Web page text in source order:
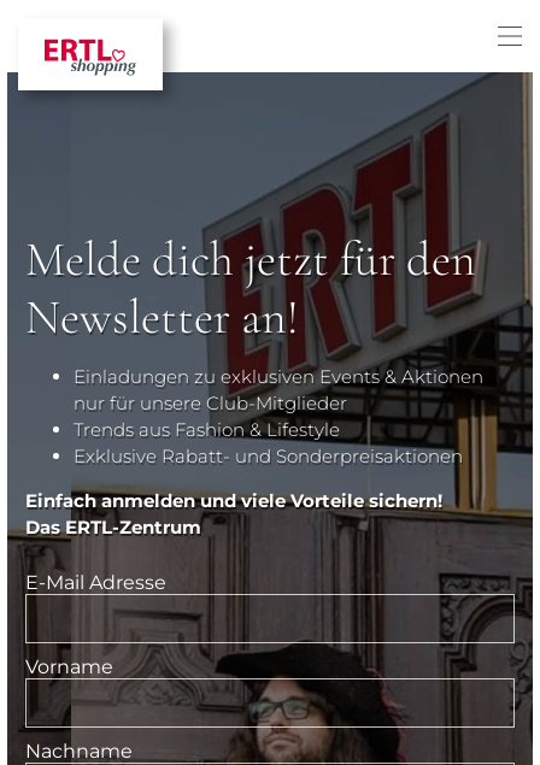
Melde dich jetzt für den
Newsletter an!
Einladungen zu exklusiven Events & Aktionen
nur für unsere Club-Mitglieder
Trends aus Fashion & Lifestyle
Exklusive Rabatt- und Sonderpreisaktionen
Einfach anmelden und viele Vorteile sichern!
Das ERTL-Zentrum
E-Mail Adresse
Vorname
Nachname